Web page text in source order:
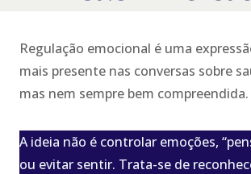
Regulação emocional é uma
mais presente nas conversas sobre
mas nem sempre bem compreendida.
A ideia não é controlar emoções,
ou evitar sentir. Trata-se de